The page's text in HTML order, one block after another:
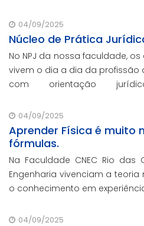
04/09/2025
Núcleo de Prática
No NPJ da nossa faculdade,
vivem o dia a dia da
com orientação
04/09/2025
Aprender Física é muito
fórmulas.
Na Faculdade CNEC Rio
Engenharia vivenciam a
o conhecimento em
04/09/2025